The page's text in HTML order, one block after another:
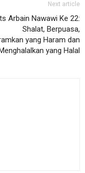
Next article
Arbain Nawawi Ke 22:
Shalat, Berpuasa,
yang Haram dan
yang Halal